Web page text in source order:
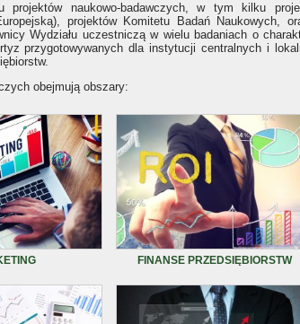
projektów naukowo-badawczych, w tym kilku
projektów Komitetu Badań Naukowych,
Wydziału uczestniczą w wielu badaniach o
przygotowywanych dla instytucji centralnych i
obejmują obszary:
FINANSE PRZEDSIĘBIORSTW